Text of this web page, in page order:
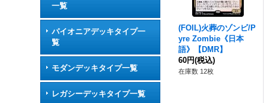
一覧
パイオニアデッキタイプ一
覧
モダンデッキタイプ一覧
レガシーデッキタイプ一覧
(FOIL)火葬のゾンビ/P
yre Zombie《日本
語》【DMR】
60円(税込)
在庫数 12枚